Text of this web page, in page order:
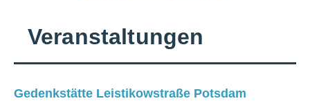
Veranstaltungen
Gedenkstätte Leistikowstraße Potsdam